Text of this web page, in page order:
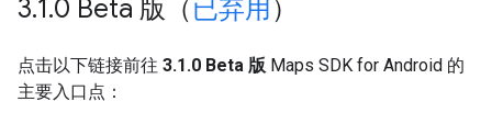
3.1.0 Beta 版（已弃用 ）
点击以下链接前往 3.1.0 Beta 版 Maps SDK for Android 的
主要入口点：